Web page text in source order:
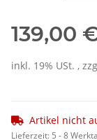
139,00
inkl. 19% USt. ,
Artikel nicht
Lieferzeit: 5 - 8